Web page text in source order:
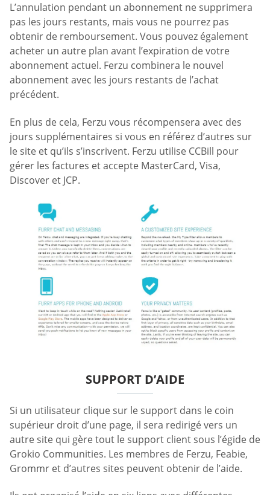
L’annulation pendant un abonnement ne supprimera
pas les jours restants, mais vous ne pourrez pas
obtenir de remboursement. Vous pouvez également
acheter un autre plan avant l’expiration de votre
abonnement actuel. Ferzu combinera le nouvel
abonnement avec les jours restants de l’achat
précédent.
En plus de cela, Ferzu vous récompensera avec des
jours supplémentaires si vous en référez d’autres sur
le site et qu’ils s’inscrivent. Ferzu utilise CCBill pour
gérer les factures et accepte MasterCard, Visa,
Discover et JCP.
SUPPORT D’AIDE
Si un utilisateur clique sur le support dans le coin
supérieur droit d’une page, il sera redirigé vers un
autre site qui gère tout le support client sous l’égide de
Grokio Communities. Les membres de Ferzu, Feabie,
Grommr et d’autres sites peuvent obtenir de l’aide.